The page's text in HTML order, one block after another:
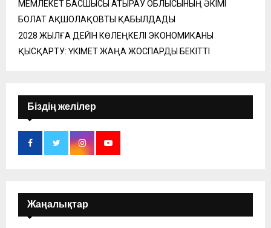
МЕМЛЕКЕТ БАСШЫСЫ АТЫРАУ ОБЛЫСЫНЫҢ ӘКІМІ
БОЛАТ АҚШОЛАҚОВТЫ ҚАБЫЛДАДЫ
2028 ЖЫЛҒА ДЕЙІН КӨЛЕҢКЕЛІ ЭКОНОМИКАНЫ
ҚЫСҚАРТУ: ҮКІМЕТ ЖАҢА ЖОСПАРДЫ БЕКІТТІ
Біздің желілер
Жаңалықтар